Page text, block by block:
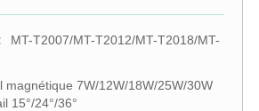
MT-T2007/MT-T2012/MT-T2018/MT-
magnétique 7W/12W/18W/25W/30W
15°/24°/36°